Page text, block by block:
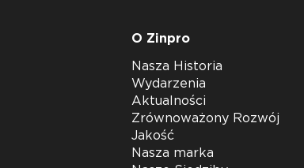
O Zinpro
Nasza Historia
Wydarzenia
Aktualności
Zrównoważony Rozwój
Jakość
Nasza marka